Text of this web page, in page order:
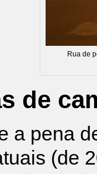
Rua de
de
a pena
(de